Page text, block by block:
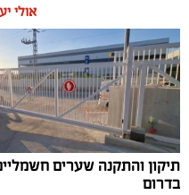
אולי
תיקון והתקנה שערים
בדרום